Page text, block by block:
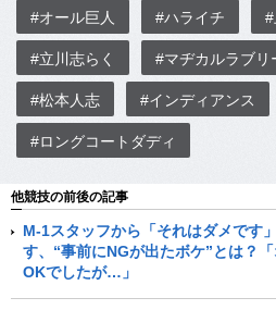
#オール巨人 #ハライチ
#立川志らく #マヂカルラブリ
#松本人志 #インディアンス
#ロングコートダディ
他競技の前後の記事
M-1スタッフから「それはダメです
す、“事前にNGが出たボケ”とは？
OKでしたが…」